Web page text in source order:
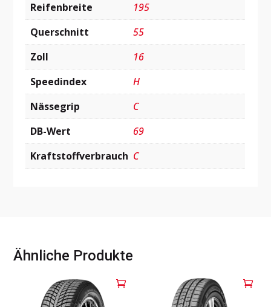
Reifenbreite
195
Querschnitt
55
Zoll
16
Speedindex
H
Nässegrip
C
DB-Wert
69
Kraftstoffverbrauch C
Ähnliche Produkte